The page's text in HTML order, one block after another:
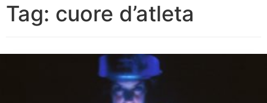
Tag: cuore d’atleta